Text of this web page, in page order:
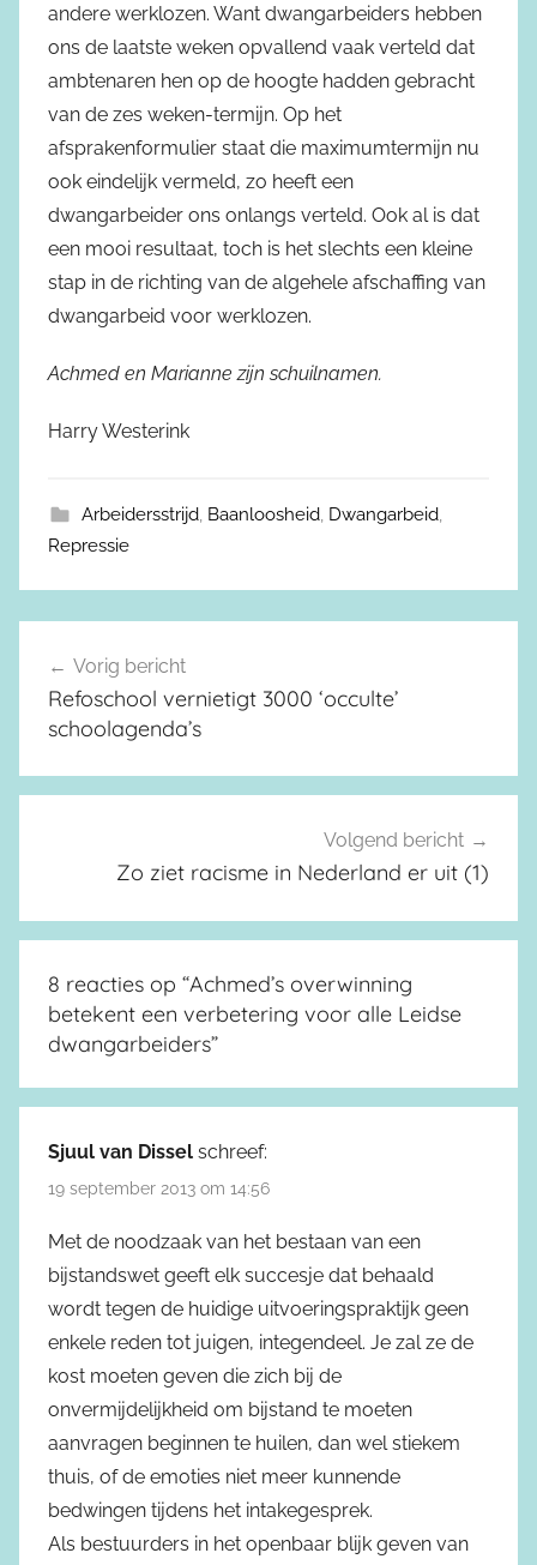
andere werklozen. Want dwangarbeiders hebben
ons de laatste weken opvallend vaak verteld dat
ambtenaren hen op de hoogte hadden gebracht
van de zes weken-termijn. Op het
afsprakenformulier staat die maximumtermijn nu
ook eindelijk vermeld, zo heeft een
dwangarbeider ons onlangs verteld. Ook al is dat
een mooi resultaat, toch is het slechts een kleine
stap in de richting van de algehele afschaffing van
dwangarbeid voor werklozen.
Achmed en Marianne zijn schuilnamen.
Harry Westerink
Arbeidersstrijd, Baanloosheid, Dwangarbeid,
Repressie
Berichtnavigatie
Vorig bericht
Refoschool vernietigt 3000 ‘occulte’
schoolagenda’s
Volgend bericht
Zo ziet racisme in Nederland er uit (1)
8 reacties op “Achmed’s overwinning
betekent een verbetering voor alle Leidse
dwangarbeiders”
Sjuul van Dissel schreef:
19 september 2013 om 14:56
Met de noodzaak van het bestaan van een
bijstandswet geeft elk succesje dat behaald
wordt tegen de huidige uitvoeringspraktijk geen
enkele reden tot juigen, integendeel. Je zal ze de
kost moeten geven die zich bij de
onvermijdelijkheid om bijstand te moeten
aanvragen beginnen te huilen, dan wel stiekem
thuis, of de emoties niet meer kunnende
bedwingen tijdens het intakegesprek.
Als bestuurders in het openbaar blijk geven van